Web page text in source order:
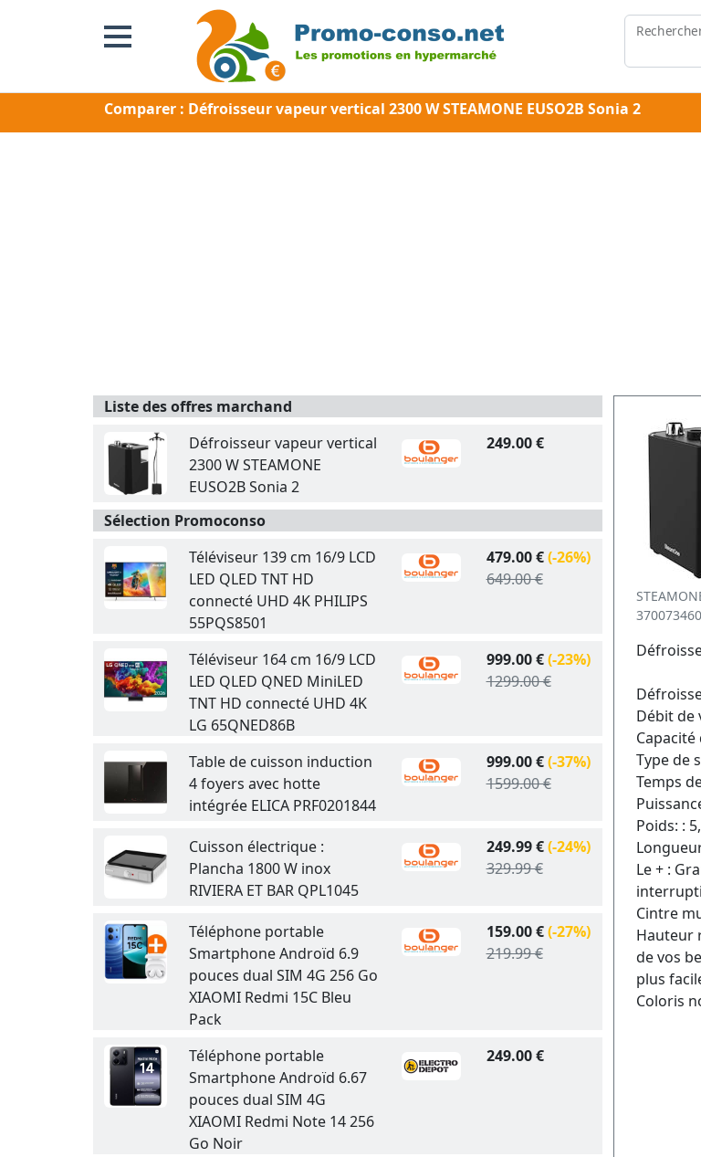
Comparer : Défroisseur vapeur vertical 2300 W STEAMONE EUSO2B Sonia 2
Liste des offres marchand
Défroisseur vapeur vertical
2300 W STEAMONE
EUSO2B Sonia 2
249.00 €
Sélection Promoconso
Téléviseur 139 cm 16/9 LCD
LED QLED TNT HD
connecté UHD 4K PHILIPS
55PQS8501
479.00 €(-26%)
649.00 €
Téléviseur 164 cm 16/9 LCD
LED QLED QNED MiniLED
TNT HD connecté UHD 4K
LG 65QNED86B
999.00 €(-23%)
1299.00 €
Table de cuisson induction
4 foyers avec hotte
intégrée ELICA PRF0201844
999.00 €(-37%)
1599.00 €
Cuisson électrique :
Plancha 1800 W inox
RIVIERA ET BAR QPL1045
249.99 €(-24%)
329.99 €
Téléphone portable
Smartphone Androïd 6.9
pouces dual SIM 4G 256 Go
XIAOMI Redmi 15C Bleu
Pack
159.00 €(-27%)
219.99 €
Téléphone portable
Smartphone Androïd 6.67
pouces dual SIM 4G
XIAOMI Redmi Note 14 256
Go Noir
249.00 €
Débit de
Type de
Temps
Poids: :
Le + :
Cintre
Hauteur
de vos
plus
Coloris